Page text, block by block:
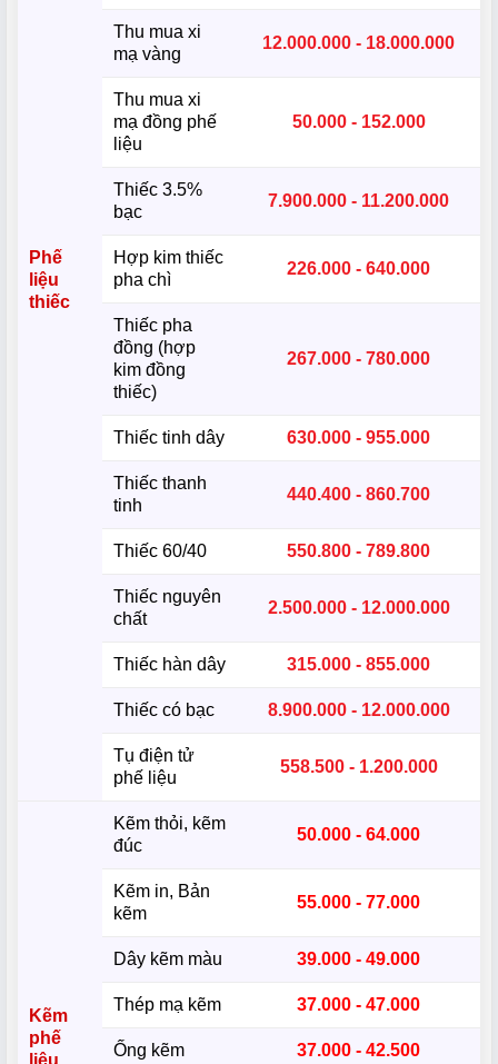
Phế
liệu
thiếc
Thu mua xi
mạ vàng
12.000.000 - 18.000.000
Thu mua xi
mạ đồng phế
liệu
50.000 - 152.000
Thiếc 3.5%
bạc
7.900.000 - 11.200.000
Hợp kim thiếc
pha chì
226.000 - 640.000
Thiếc pha
đồng (hợp
kim đồng
thiếc)
267.000 - 780.000
Thiếc tinh dây 630.000 - 955.000
Thiếc thanh
tinh
440.400 - 860.700
Thiếc 60/40 550.800 - 789.800
Thiếc nguyên
chất
2.500.000 - 12.000.000
Thiếc hàn dây 315.000 - 855.000
Thiếc có bạc 8.900.000 - 12.000.000
Tụ điện tử
phế liệu
558.500 - 1.200.000
Kẽm
phế
Kẽm thỏi, kẽm
đúc
50.000 - 64.000
Kẽm in, Bản
kẽm
55.000 - 77.000
Dây kẽm màu 39.000 - 49.000
Thép mạ kẽm 37.000 - 47.000
Ống kẽm 37.000 - 42.500